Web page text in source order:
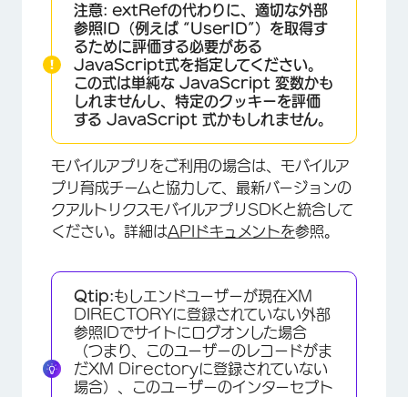
注意: extRefの代わりに、適切な外部
参照ID（例えば “UserID”）を取得す
るために評価する必要がある
JavaScript式を指定してください。
この式は単純な JavaScript 変数かも
しれませんし、特定のクッキーを評価
する JavaScript 式かもしれません。
モバイルアプリをご利用の場合は、モバイルア
プリ育成チームと協力して、最新バージョンの
クアルトリクスモバイルアプリSDKと統合して
ください。詳細はAPIドキュメントを参照。
Qtip:もしエンドユーザーが現在XM
DIRECTORYに登録されていない外部
参照IDでサイトにログオンした場合
（つまり、このユーザーのレコードがま
だXM Directoryに登録されていない
場合）、このユーザーのインターセプト